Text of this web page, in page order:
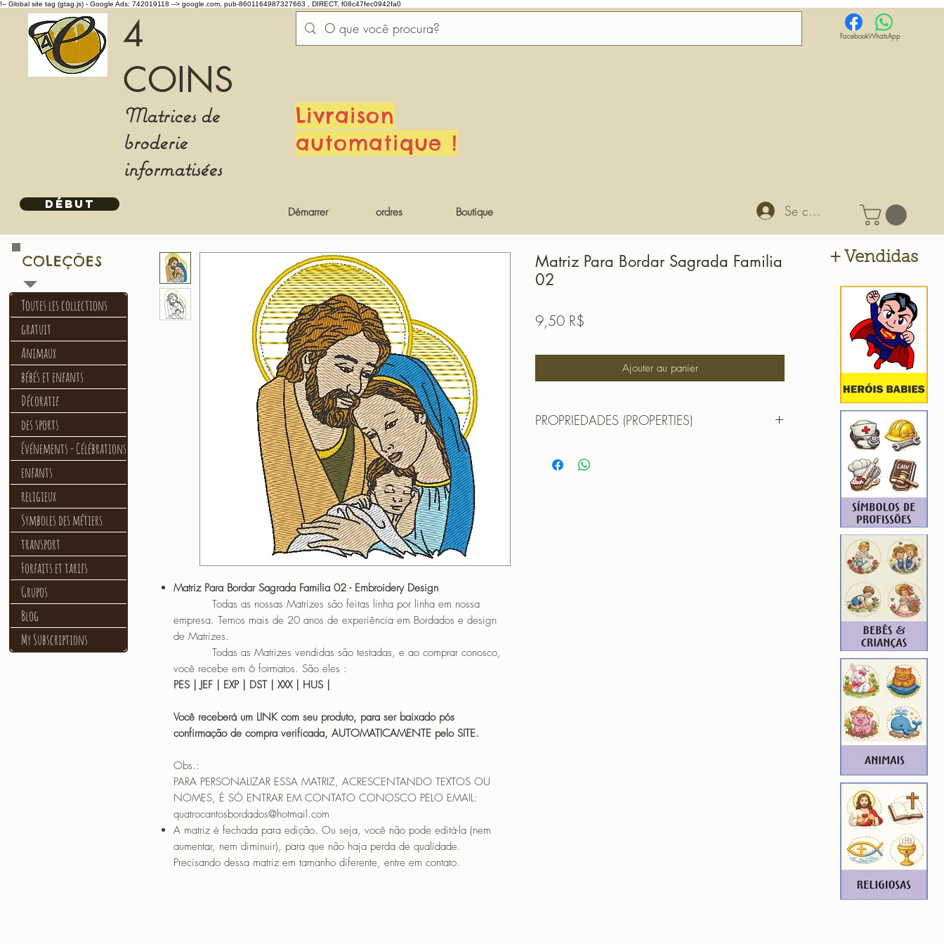
!-- Global site tag (gtag.js) - Google Ads: 742019118 --> google.com, pub-8601164987327663 , DIRECT, f08c47fec0942fa0
4
COINS
Matrices de
broderie
informatisées
Livraison
automatique !
FacebookWhatsApp
DÉBUT
Démarrer ordres Boutique Se connecter
Matriz Para Bordar Sagrada Familia 02 - Embroidery Design
Todas as nossas Matrizes são feitas linha por linha em nossa
empresa. Temos mais de 20 anos de experiência em Bordados e design
de Matrizes.
Todas as Matrizes vendidas são testadas, e ao comprar conosco,
você recebe em 6 formatos. São eles :
PES | JEF | EXP | DST | XXX | HUS |
Você receberá um LINK com seu produto, para ser baixado pós
confirmação de compra verificada, AUTOMATICAMENTE pelo SITE.
Obs.:
PARA PERSONALIZAR ESSA MATRIZ, ACRESCENTANDO TEXTOS OU
NOMES, É SÓ ENTRAR EM CONTATO CONOSCO PELO EMAIL:
quatrocantosbordados@hotmail.com
A matriz é fechada para edição. Ou seja, você não pode editá-la (nem
aumentar, nem diminuir), para que não haja perda de qualidade.
Precisando dessa matriz em tamanho diferente, entre em contato.
Matriz Para Bordar Sagrada Familia
02
9,50 R$
Ajouter au panier
PROPRIEDADES (PROPERTIES)
Matriz 01: Sagrada Familia 02
Toutes les collections
gratuit
Animaux
bébés et enfants
Décoratif
des sports
Événements - Célébrations
enfants
religieux
Symboles des métiers
transport
Forfaits et tarifs
Grupos
Blog
My Subscriptions
COLEÇÕES + Vendidas